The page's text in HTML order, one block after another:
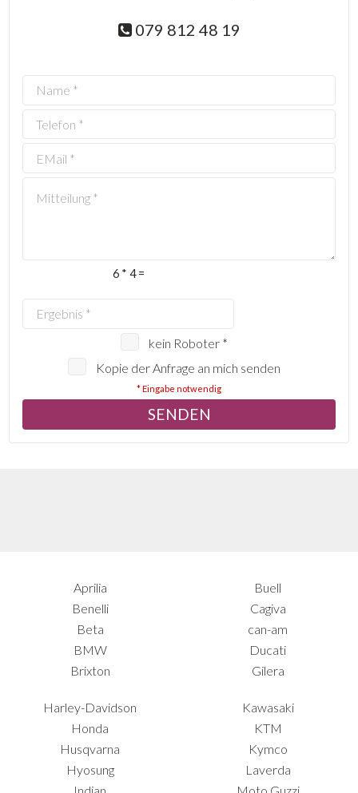
079 812 48 19
6 * 4 =
kein Roboter *
Kopie der Anfrage an mich senden
* Eingabe notwendig
Aprilia
Benelli
Beta
BMW
Brixton
Buell
Cagiva
can-am
Ducati
Gilera
Harley-Davidson
Honda
Husqvarna
Hyosung
Indian
Kawasaki
KTM
Kymco
Laverda
Moto Guzzi